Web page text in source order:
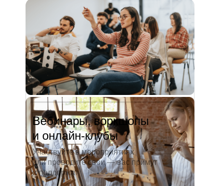
Вебинары, воркшопы
и онлайн-клубы
Участвуйте в мероприятиях
или проводите свои — вас примут
и поддержат
педагогический университет, пошла
преподавать в школу. Проработав в ней
5 лет, я поняла, что нужно двигать...
Читать полностью →